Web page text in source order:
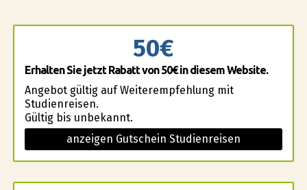
50€
Erhalten Sie jetzt Rabatt von 50€ in diesem Website.
Angebot gültig auf Weiterempfehlung mit
Studienreisen.
Gültig bis unbekannt.
anzeigen Gutschein Studienreisen